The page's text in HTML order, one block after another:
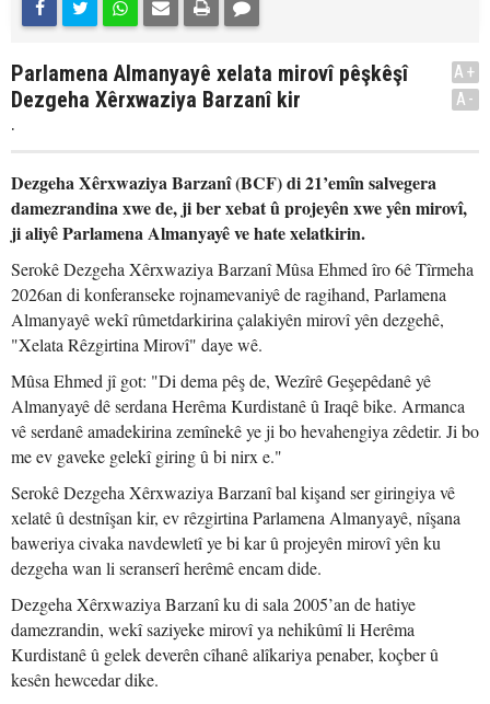
Parlamena Almanyayê xelata mirovî pêşkêşî
Dezgeha Xêrxwaziya Barzanî kir
.
A+
A-
Dezgeha Xêrxwaziya Barzanî (BCF) di 21’emîn salvegera
damezrandina xwe de, ji ber xebat û projeyên xwe yên mirovî,
ji aliyê Parlamena Almanyayê ve hate xelatkirin.
Serokê Dezgeha Xêrxwaziya Barzanî Mûsa Ehmed îro 6ê Tîrmeha
2026an di konferanseke rojnamevaniyê de ragihand, Parlamena
Almanyayê wekî rûmetdarkirina çalakiyên mirovî yên dezgehê,
"Xelata Rêzgirtina Mirovî" daye wê.
Mûsa Ehmed jî got: "Di dema pêş de, Wezîrê Geşepêdanê yê
Almanyayê dê serdana Herêma Kurdistanê û Iraqê bike. Armanca
vê serdanê amadekirina zemînekê ye ji bo hevahengiya zêdetir. Ji bo
me ev gaveke gelekî giring û bi nirx e."
Serokê Dezgeha Xêrxwaziya Barzanî bal kişand ser giringiya vê
xelatê û destnîşan kir, ev rêzgirtina Parlamena Almanyayê, nîşana
baweriya civaka navdewletî ye bi kar û projeyên mirovî yên ku
dezgeha wan li seranserî herêmê encam dide.
Dezgeha Xêrxwaziya Barzanî ku di sala 2005’an de hatiye
damezrandin, wekî saziyeke mirovî ya nehikûmî li Herêma
Kurdistanê û gelek deverên cîhanê alîkariya penaber, koçber û
kesên hewcedar dike.